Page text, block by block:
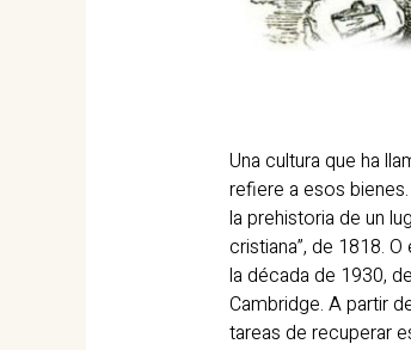
Una cultura que ha
refiere a esos
la prehistoria de un
cristiana”, de 1818.
la década de 1930,
Cambridge. A partir
tareas de recuperar